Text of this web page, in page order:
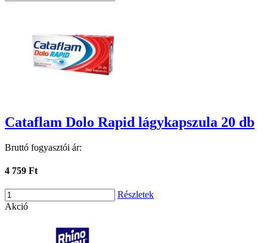
Cataflam Dolo Rapid lágykapszula 20 db
Bruttó fogyasztói ár:
4 759 Ft
Részletek
Akció